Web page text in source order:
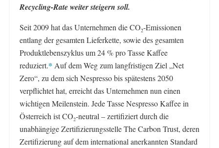
Recycling-Rate weiter steigern soll.
Seit 2009 hat das Unternehmen die CO2-Emissionen
entlang der gesamten Lieferkette, sowie des gesamten
Produktlebenszyklus um 24 % pro Tasse Kaffee
reduziert.* Auf dem Weg zum langfristigen Ziel „Net
Zero“, zu dem sich Nespresso bis spätestens 2050
verpflichtet hat, erreicht das Unternehmen nun einen
wichtigen Meilenstein. Jede Tasse Nespresso Kaffee in
Österreich ist CO2-neutral – zertifiziert durch die
unabhängige Zertifizierungsstelle The Carbon Trust, deren
Zertifizierung auf dem international anerkannten Standard